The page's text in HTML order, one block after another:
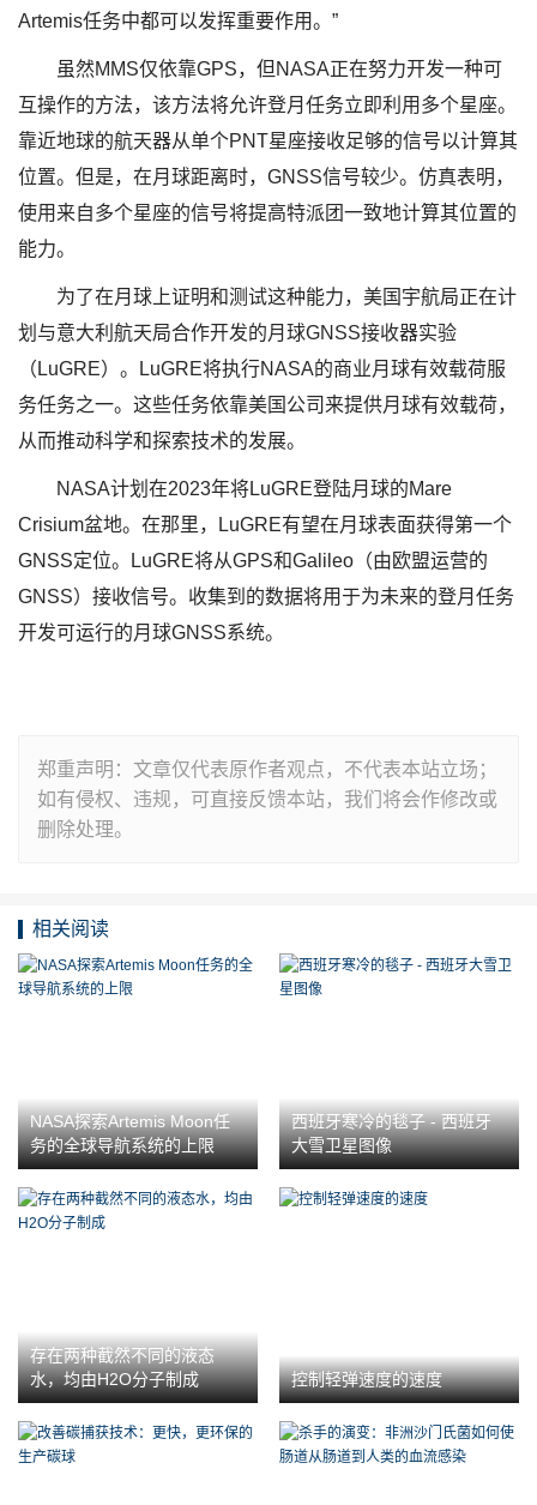
Artemis任务中都可以发挥重要作用。”
虽然MMS仅依靠GPS，但NASA正在努力开发一种可
互操作的方法，该方法将允许登月任务立即利用多个星座。
靠近地球的航天器从单个PNT星座接收足够的信号以计算其
位置。但是，在月球距离时，GNSS信号较少。仿真表明，
使用来自多个星座的信号将提高特派团一致地计算其位置的
能力。
为了在月球上证明和测试这种能力，美国宇航局正在计
划与意大利航天局合作开发的月球GNSS接收器实验
（LuGRE）。LuGRE将执行NASA的商业月球有效载荷服
务任务之一。这些任务依靠美国公司来提供月球有效载荷，
从而推动科学和探索技术的发展。
NASA计划在2023年将LuGRE登陆月球的Mare
Crisium盆地。在那里，LuGRE有望在月球表面获得第一个
GNSS定位。LuGRE将从GPS和Galileo（由欧盟运营的
GNSS）接收信号。收集到的数据将用于为未来的登月任务
开发可运行的月球GNSS系统。
郑重声明：文章仅代表原作者观点，不代表本站立场；
如有侵权、违规，可直接反馈本站，我们将会作修改或
删除处理。
相关阅读
NASA探索Artemis Moon任
务的全球导航系统的上限
西班牙寒冷的毯子 - 西班牙
大雪卫星图像
存在两种截然不同的液态
水，均由H2O分子制成
控制轻弹速度的速度